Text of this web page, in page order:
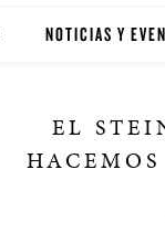
NOTICIAS Y
EL